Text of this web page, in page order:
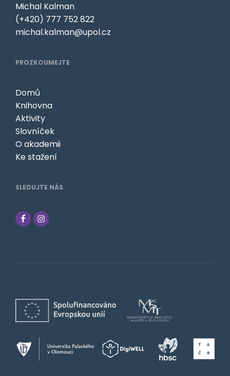
Michal Kalman
(+420) 777 752 822
michal.kalman@upol.cz
PROZKOUMEJTE
Domů
Knihovna
Aktivity
Slovníček
O akademii
Ke stažení
SLEDUJTE NÁS